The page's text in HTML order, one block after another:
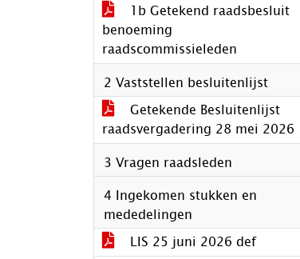
1b Getekend raadsbesluit
benoeming
raadscommissieleden
2 Vaststellen besluitenlijst
Getekende Besluitenlijst
raadsvergadering 28 mei 2026
3 Vragen raadsleden
4 Ingekomen stukken en
mededelingen
LIS 25 juni 2026 def